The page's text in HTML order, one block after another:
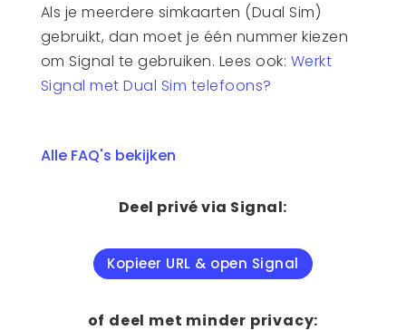
Als je meerdere simkaarten (Dual Sim)
gebruikt, dan moet je één nummer kiezen
om Signal te gebruiken. Lees ook: Werkt
Signal met Dual Sim telefoons?
Alle FAQ's bekijken
Deel privé via Signal:
Kopieer URL & open Signal
of deel met minder privacy: